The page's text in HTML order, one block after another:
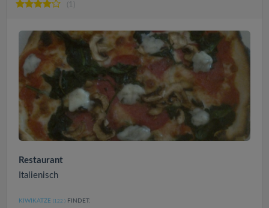
(1)
Restaurant
Italienisch
KIWIKATZE (122 ) FINDET: